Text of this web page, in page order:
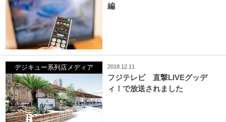
編
デジキュー系列店メディア 2018.12.11
フジテレビ 直撃LIVEグッデ
ィ！で放送されました